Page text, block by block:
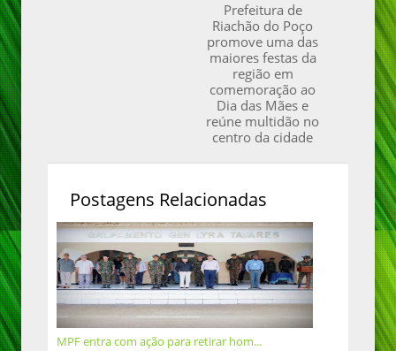
Prefeitura de
Riachão do Poço
promove uma das
maiores festas da
região em
comemoração ao
Dia das Mães e
reúne multidão no
centro da cidade
Postagens Relacionadas
MPF entra com ação para retirar hom...